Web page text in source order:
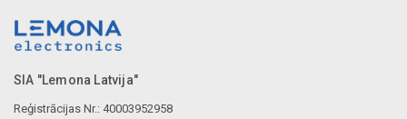
SIA "Lemona Latvija"
Reģistrācijas Nr.: 40003952958